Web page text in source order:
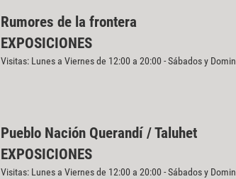
Rumores de la frontera
EXPOSICIONES
Visitas: Lunes a Viernes de 12:00 a 20:00 - Sábados y
Pueblo Nación Querandí / Taluhet
EXPOSICIONES
Visitas: Lunes a Viernes de 12:00 a 20:00 - Sábados y